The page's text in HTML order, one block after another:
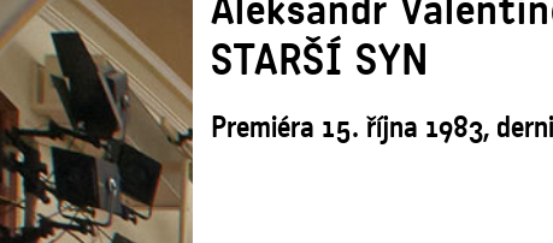
STARŠÍ SYN
Premiéra 15. října 1983,